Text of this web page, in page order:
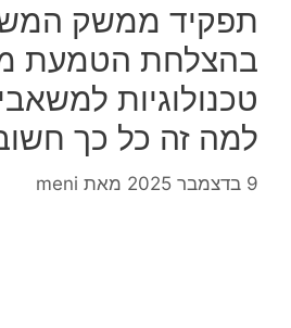
תפקיד ממשק
בהצלחת הטמעת
טכנולוגיות
למה זה כל כך
9 בדצמבר 2025 מאת meni